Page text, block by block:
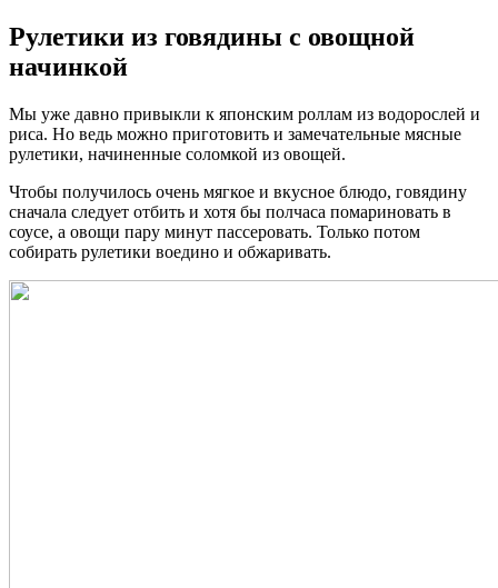
Рулетики из говядины с овощной
начинкой
Мы уже давно привыкли к японским роллам из водорослей и
риса. Но ведь можно приготовить и замечательные мясные
рулетики, начиненные соломкой из овощей.
Чтобы получилось очень мягкое и вкусное блюдо, говядину
сначала следует отбить и хотя бы полчаса помариновать в
соусе, а овощи пару минут пассеровать. Только потом
собирать рулетики воедино и обжаривать.